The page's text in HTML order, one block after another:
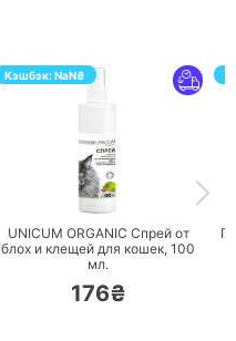
Кэшбэк:NaN₴
ПЕРЕЙТИ
UNICUM ORGANIC Спрей от
блох и клещей для кошек, 100
мл.
176₴